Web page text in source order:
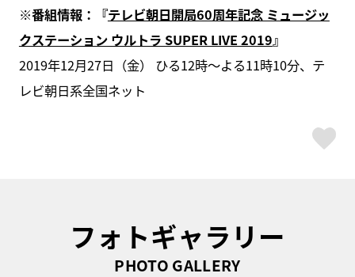
※番組情報：『テレビ朝日開局60周年記念 ミュージッ
クステーション ウルトラ SUPER LIVE 2019』
2019年12月27日（金） ひる12時～よる11時10分、テ
レビ朝日系全国ネット
フォトギャラリー
PHOTO GALLERY